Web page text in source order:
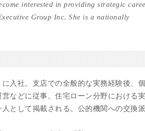
interested in providing strategic
Group Inc. She is a nationally
入社。支店での全般的な実務経験後、個
などに従事。住宅ローン分野における実
として掲載される。公的機関への交換派